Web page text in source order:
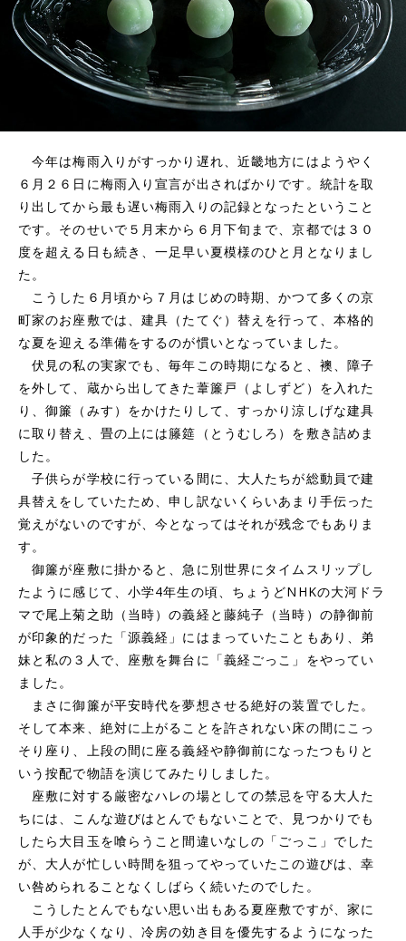
今年は梅雨入りがすっかり遅れ、近畿地方にはようやく
６月２６日に梅雨入り宣言が出さればかりです。統計を取
り出してから最も遅い梅雨入りの記録となったということ
です。そのせいで５月末から６月下旬まで、京都では３０
度を超える日も続き、一足早い夏模様のひと月となりまし
た。
こうした６月頃から７月はじめの時期、かつて多くの京
町家のお座敷では、建具（たてぐ）替えを行って、本格的
な夏を迎える準備をするのが慣いとなっていました。
伏見の私の実家でも、毎年この時期になると、襖、障子
を外して、蔵から出してきた葦簾戸（よしずど）を入れた
り、御簾（みす）をかけたりして、すっかり涼しげな建具
に取り替え、畳の上には籐筵（とうむしろ）を敷き詰めま
した。
子供らが学校に行っている間に、大人たちが総動員で建
具替えをしていたため、申し訳ないくらいあまり手伝った
覚えがないのですが、今となってはそれが残念でもありま
す。
御簾が座敷に掛かると、急に別世界にタイムスリップし
たように感じて、小学4年生の頃、ちょうどNHKの大河ドラ
マで尾上菊之助（当時）の義経と藤純子（当時）の静御前
が印象的だった「源義経」にはまっていたこともあり、弟
妹と私の３人で、座敷を舞台に「義経ごっこ」をやってい
ました。
まさに御簾が平安時代を夢想させる絶好の装置でした。
そして本来、絶対に上がることを許されない床の間にこっ
そり座り、上段の間に座る義経や静御前になったつもりと
いう按配で物語を演じてみたりしました。
座敷に対する厳密なハレの場としての禁忌を守る大人た
ちには、こんな遊びはとんでもないことで、見つかりでも
したら大目玉を喰らうこと間違いなしの「ごっこ」でした
が、大人が忙しい時間を狙ってやっていたこの遊びは、幸
い咎められることなくしばらく続いたのでした。
こうしたとんでもない思い出もある夏座敷ですが、家に
人手が少なくなり、冷房の効き目を優先するようになった